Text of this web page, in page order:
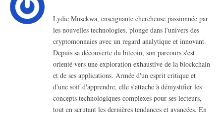
Lydie Musekwa, enseignante chercheuse passionnée par
les nouvelles technologies, plonge dans l'univers des
cryptomonnaies avec un regard analytique et innovant.
Depuis sa découverte du bitcoin, son parcours s'est
orienté vers une exploration exhaustive de la blockchain
et de ses applications. Armée d'un esprit critique et
d'une soif d'apprendre, elle s'attache à démystifier les
concepts technologiques complexes pour ses lecteurs,
tout en scrutant les dernières tendances et avancées. En